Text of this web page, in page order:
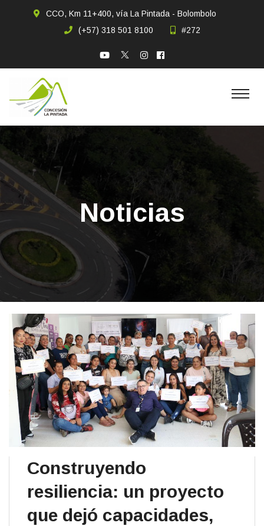
CCO, Km 11+400, vía La Pintada - Bolombolo
(+57) 318 501 8100
#272
Noticias
Construyendo
resiliencia: un proyecto
que dejó capacidades,